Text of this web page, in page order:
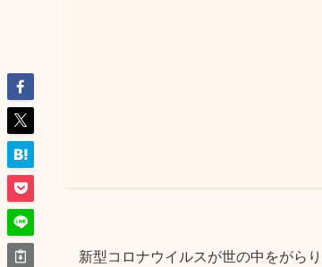
新型コロナウイルスが世の中をがら